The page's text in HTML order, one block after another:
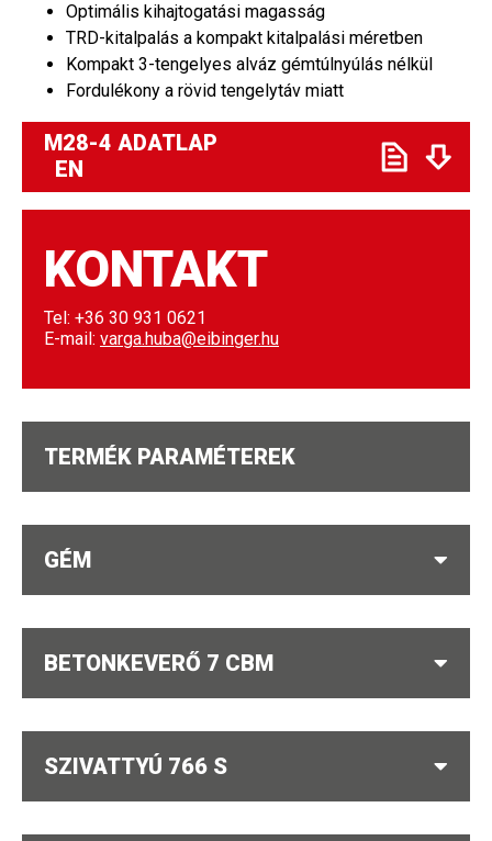
Optimális kihajtogatási magasság
TRD-kitalpalás a kompakt kitalpalási méretben
Kompakt 3-tengelyes alváz gémtúlnyúlás nélkül
Fordulékony a rövid tengelytáv miatt
M28-4 ADATLAP
EN
KONTAKT
Tel: +36 30 931 0621
E-mail: varga.huba@eibinger.hu
TERMÉK PARAMÉTEREK
GÉM
BETONKEVERŐ 7 CBM
SZIVATTYÚ 766 S